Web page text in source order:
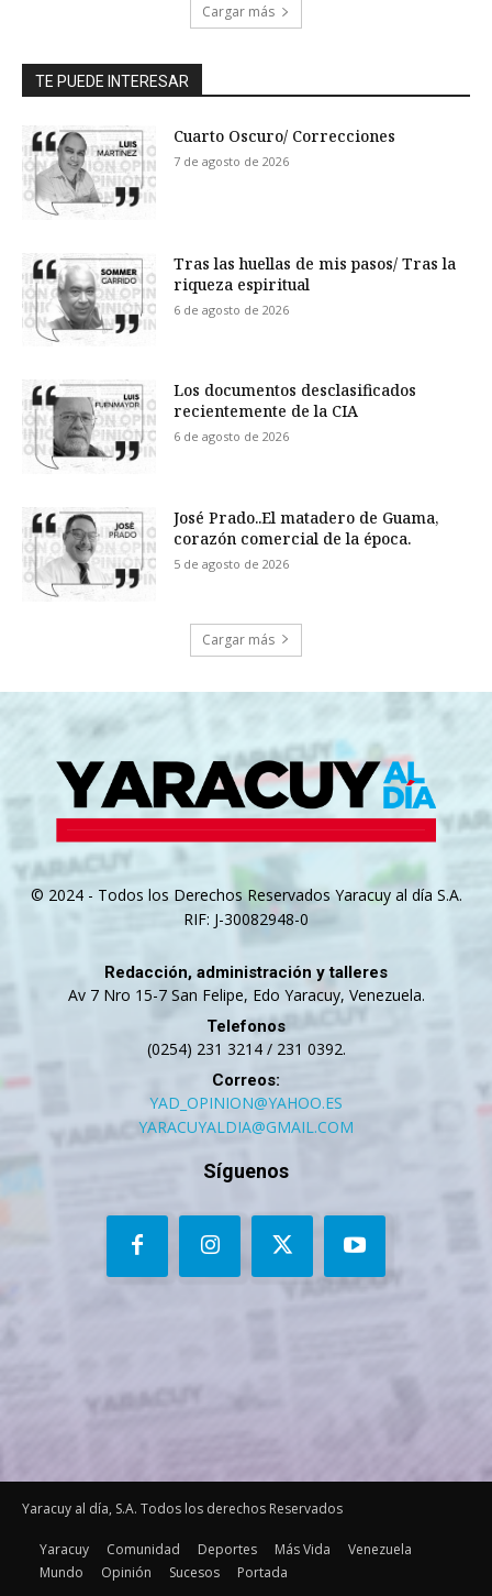
Cargar más
TE PUEDE INTERESAR
Cuarto Oscuro/ Correcciones
7 de agosto de 2026
Tras las huellas de mis pasos/ Tras la
riqueza espiritual
6 de agosto de 2026
Los documentos desclasificados
recientemente de la CIA
6 de agosto de 2026
José Prado..El matadero de Guama,
corazón comercial de la época.
5 de agosto de 2026
Cargar más
© 2024 - Todos los Derechos Reservados Yaracuy al día S.A.
RIF: J-30082948-0
Redacción, administración y talleres
Av 7 Nro 15-7 San Felipe, Edo Yaracuy, Venezuela.
Telefonos
(0254) 231 3214 / 231 0392.
Correos:
YAD_OPINION@YAHOO.ES
YARACUYALDIA@GMAIL.COM
Síguenos
Yaracuy al día, S.A. Todos los derechos Reservados
Yaracuy Comunidad Deportes Más Vida
Venezuela
Mundo
Opinión Sucesos Portada